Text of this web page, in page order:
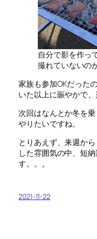
自分で影を作っ
撮れていないの
家族も参加OKだった
いた以上に賑やかで、
次回はなんとか冬を
やりたいですね。
とりあえず、来週か
した雰囲気の中、短
す。。。
2021-11-22